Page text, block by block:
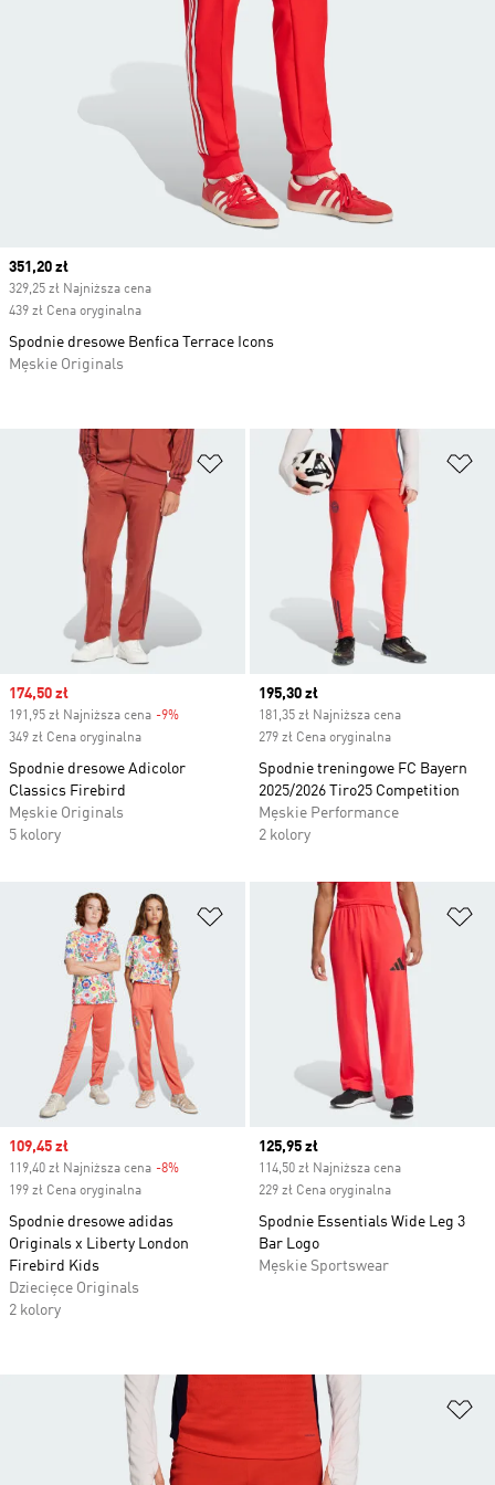
Dodaj do listy życzeń
Sale price
174,50 zł
191,95 zł Najniższa cena -9%
349 zł Cena oryginalna
Spodnie dresowe Adicolor
Classics Firebird
Męskie Originals
5 kolory
Current price
195,30 zł
181,35 zł Najniższa cena
279 zł Cena oryginalna
Spodnie treningowe FC Bayern
2025/2026 Tiro25 Competition
Męskie Performance
2 kolory
Dodaj do listy życzeń
Sale price
109,45 zł
119,40 zł Najniższa cena -8%
199 zł Cena oryginalna
Spodnie dresowe adidas
Originals x Liberty London
Firebird Kids
Dziecięce Originals
2 kolory
Current price
125,95 zł
114,50 zł Najniższa cena
229 zł Cena oryginalna
Spodnie Essentials Wide Leg 3
Bar Logo
Męskie Sportswear
Current price
351,20 zł
329,25 zł Najniższa cena
439 zł Cena oryginalna
Spodnie dresowe Benfica Terrace Icons
Męskie Originals